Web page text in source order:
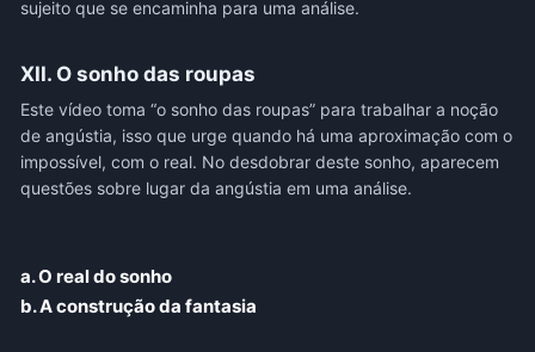
sujeito que se encaminha para uma análise.
XII. O sonho das roupas
Este vídeo toma “o sonho das roupas” para trabalhar a noção
de angústia, isso que urge quando há uma aproximação com o
impossível, com o real. No desdobrar deste sonho, aparecem
questões sobre lugar da angústia em uma análise.
a. O real do sonho
b. A construção da fantasia